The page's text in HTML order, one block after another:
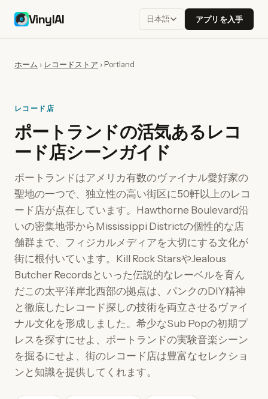
VinylAI 日本語 アプリを入手
ホーム › レコードストア › Portland
レコード店
ポートランドの活気あるレコ
ード店シーンガイド
ポートランドはアメリカ有数のヴァイナル愛好家の
聖地の一つで、独立性の高い街区に50軒以上のレコ
ード店が点在しています。Hawthorne Boulevard沿
いの密集地帯からMississippi Districtの個性的な店
舗群まで、フィジカルメディアを大切にする文化が
街に根付いています。Kill Rock StarsやJealous
Butcher Recordsといった伝説的なレーベルを育ん
だこの太平洋岸北西部の拠点は、パンクのDIY精神
と徹底したレコード探しの技術を両立させるヴァイ
ナル文化を形成しました。希少なSub Popの初期プ
レスを探すにせよ、ポートランドの実験音楽シーン
を掘るにせよ、街のレコード店は豊富なセレクショ
ンと知識を提供してくれます。